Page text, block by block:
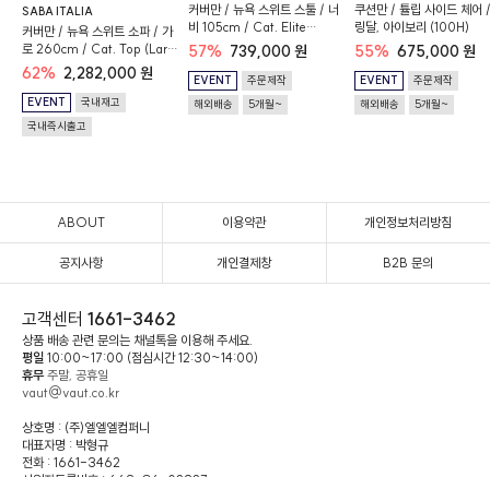
SABA ITALIA
커버만 / 뉴욕 스위트 소파 / 가
로 260cm / Cat. Top (Lario
Col. 03)
62% 2,282,000 원
EVENT
국내재고
국내즉시출고
커버만 / 뉴욕 스위트 스툴 / 너
비 105cm / Cat. Elite
(Teddy 01-1)
57% 739,000 원
EVENT
주문제작
해외배송
5개월~
쿠션만 / 튤립 사이드 체어
링달, 아이보리 (100H)
55% 675,000 원
EVENT
주문제작
해외배송
5개월~
ABOUT 이용약관 개인정보처리방침
공지사항 개인결제창 B2B 문의
고객센터 1661-3462
상품 배송 관련 문의는 채널톡을 이용해 주세요.
평일 10:00~17:00 (점심시간 12:30~14:00)
휴무 주말, 공휴일
vaut@vaut.co.kr
상호명 : (주)엘엘엘컴퍼니
대표자명 : 박형규
전화 : 1661-3462